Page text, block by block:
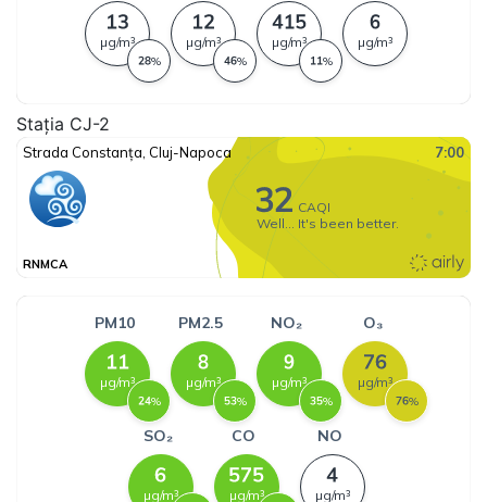
Stația CJ-2